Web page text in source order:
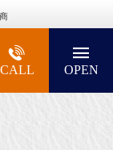
楽器の梱包・輸送
CALL OPEN